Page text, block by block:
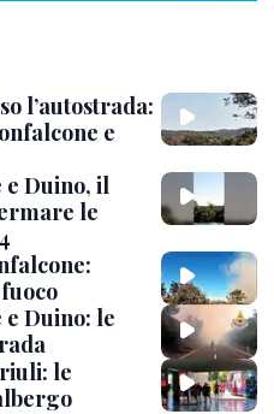
l’autostrada:
e
Duino, il
le
Duino: le
le